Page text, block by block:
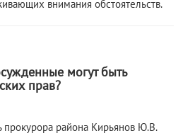
внимания обстоятельств.
могут быть
прав?
прокурора района Кирьянов Ю.В.